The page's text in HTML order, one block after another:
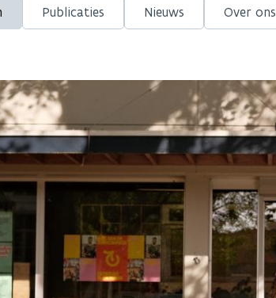
Publicaties Nieuws Over ons